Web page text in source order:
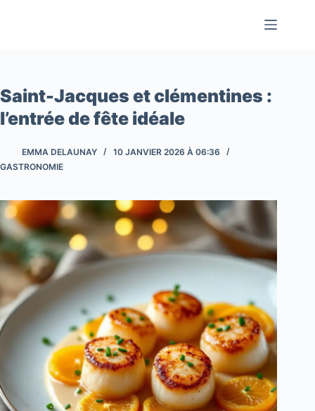
Saint-Jacques et clémentines :
l’entrée de fête idéale
EMMA DELAUNAY
10 JANVIER 2026 À 06:36
GASTRONOMIE